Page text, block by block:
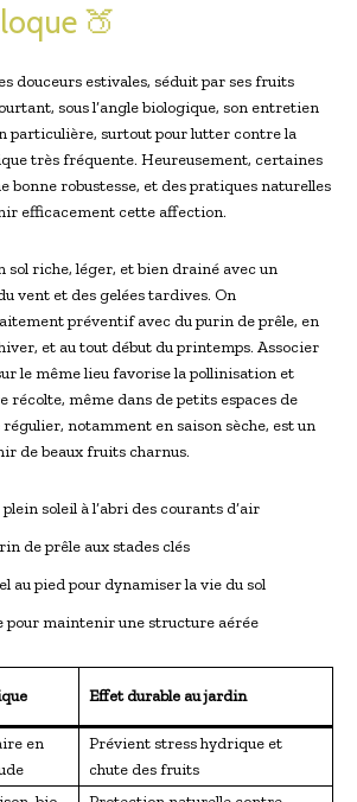
🍑
douceurs estivales, séduit par ses fruits
sous l’angle biologique, son entretien
particulière, surtout pour lutter contre la
très fréquente. Heureusement, certaines
bonne robustesse, et des pratiques naturelles
efficacement cette affection.
sol riche, léger, et bien drainé avec un
vent et des gelées tardives. On
préventif avec du purin de prêle, en
et au tout début du printemps. Associer
le même lieu favorise la pollinisation et
récolte, même dans de petits espaces de
notamment en saison sèche, est un
de beaux fruits charnus.
soleil à l’abri des courants d’air
de prêle aux stades clés
au pied pour dynamiser la vie du sol
maintenir une structure aérée
Effet durable au jardin
en
Prévient stress hydrique et
chute des fruits